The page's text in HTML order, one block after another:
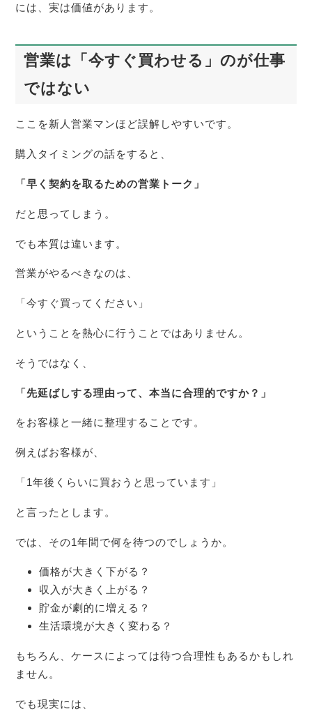
には、実は価値があります。
営業は「今すぐ買わせる」のが仕事
ではない
ここを新人営業マンほど誤解しやすいです。
購入タイミングの話をすると、
「早く契約を取るための営業トーク」
だと思ってしまう。
でも本質は違います。
営業がやるべきなのは、
「今すぐ買ってください」
ということを熱心に行うことではありません。
そうではなく、
「先延ばしする理由って、本当に合理的ですか？」
をお客様と一緒に整理することです。
例えばお客様が、
「1年後くらいに買おうと思っています」
と言ったとします。
では、その1年間で何を待つのでしょうか。
価格が大きく下がる？
収入が大きく上がる？
貯金が劇的に増える？
生活環境が大きく変わる？
もちろん、ケースによっては待つ合理性もあるかもしれ
ません。
でも現実には、